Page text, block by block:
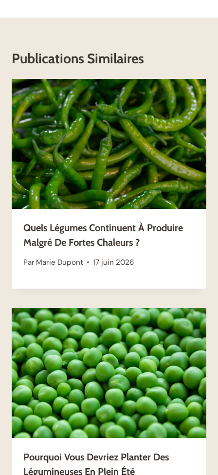
Publications Similaires
Quels Légumes Continuent À Produire
Malgré De Fortes Chaleurs ?
Par Marie Dupont 17 juin 2026
Pourquoi Vous Devriez Planter Des
Légumineuses En Plein Été